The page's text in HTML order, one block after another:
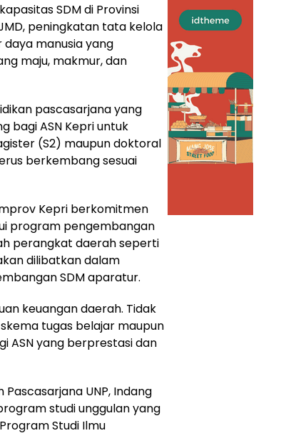
SDM di Provinsi
peningkatan tata kelola
manusia yang
maju, makmur, dan
pascasarjana yang
bagi ASN Kepri untuk
(S2) maupun doktoral
berkembang sesuai
Kepri berkomitmen
program pengembangan
perangkat daerah seperti
dilibatkan dalam
SDM aparatur.
keuangan daerah. Tidak
tugas belajar maupun
ASN yang berprestasi dan
UNP, Indang
studi unggulan yang
Studi Ilmu